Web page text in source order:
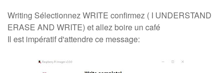
Writing Sélectionnez WRITE confirmez ( I UNDERSTAND
ERASE AND WRITE) et allez boire un café
Il est impératif d'attendre ce message: